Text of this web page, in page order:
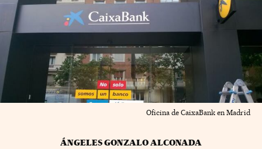
Oficina de CaixaBank en Madrid
ÁNGELES GONZALO ALCONADA